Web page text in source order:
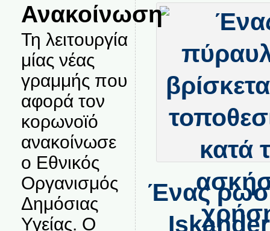
Ανακοίνωση
Τη λειτουργία
μίας νέας
γραμμής που
αφορά τον
κορωνοϊό
ανακοίνωσε
ο Εθνικός
Οργανισμός
Δημόσιας
Υγείας. Ο
Ένας
Iskander